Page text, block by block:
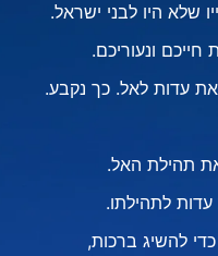
שלא היו לבני ישראל.
חייכם ונעוריכם.
עדות לאל. כך נקבע.
תהילת האל.
לתהילתו.
להשיג ברכות,